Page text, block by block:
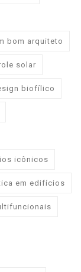
bom arquiteto
solar
biofílico
icônicos
em edifícios